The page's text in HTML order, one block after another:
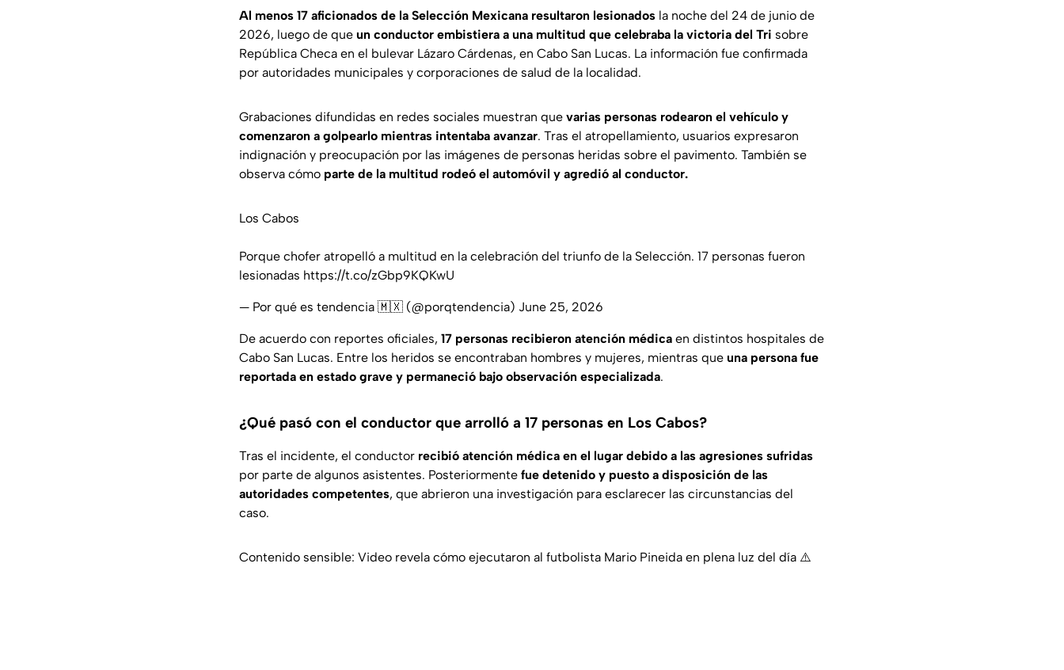
Al menos 17 aficionados de la Selección Mexicana resultaron lesionados la noche del 24 de junio de
2026, luego de que un conductor embistiera a una multitud que celebraba la victoria del Tri sobre
República Checa en el bulevar Lázaro Cárdenas, en Cabo San Lucas. La información fue confirmada
por autoridades municipales y corporaciones de salud de la localidad.
Grabaciones difundidas en redes sociales muestran que varias personas rodearon el vehículo y
comenzaron a golpearlo mientras intentaba avanzar. Tras el atropellamiento, usuarios expresaron
indignación y preocupación por las imágenes de personas heridas sobre el pavimento. También se
observa cómo parte de la multitud rodeó el automóvil y agredió al conductor.
Los Cabos
Porque chofer atropelló a multitud en la celebración del triunfo de la Selección. 17 personas fueron
lesionadas https://t.co/zGbp9KQKwU
— Por qué es tendencia 🇲🇽 (@porqtendencia) June 25, 2026
De acuerdo con reportes oficiales, 17 personas recibieron atención médica en distintos hospitales de
Cabo San Lucas. Entre los heridos se encontraban hombres y mujeres, mientras que una persona fue
reportada en estado grave y permaneció bajo observación especializada.
¿Qué pasó con el conductor que arrolló a 17 personas en Los Cabos?
Tras el incidente, el conductor recibió atención médica en el lugar debido a las agresiones sufridas
por parte de algunos asistentes. Posteriormente fue detenido y puesto a disposición de las
autoridades competentes, que abrieron una investigación para esclarecer las circunstancias del
caso.
Contenido sensible: Video revela cómo ejecutaron al futbolista Mario Pineida en plena luz del día ⚠️